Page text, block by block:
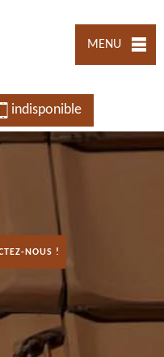
MENU
indisponible
NOUS !